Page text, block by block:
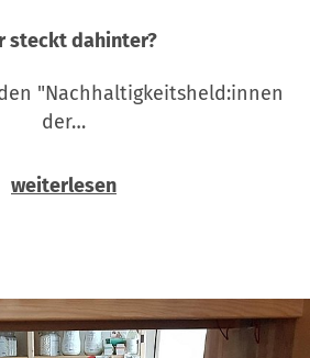
steckt dahinter?
"Nachhaltigkeitsheld:innen
der…
weiterlesen